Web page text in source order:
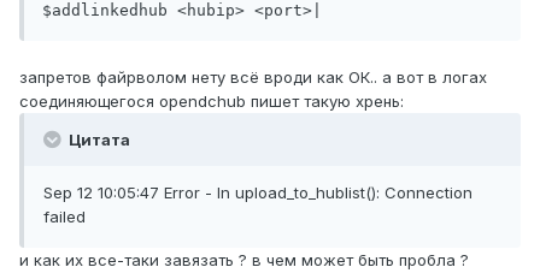
$addlinkedhub <hubip> <port>|
запретов файрволом нету всё вроди как ОК.. а вот в логах
соединяющегося opendchub пишет такую хрень:
Цитата
Sep 12 10:05:47 Error - In upload_to_hublist(): Connection
failed
и как их все-таки завязать ? в чем может быть пробла ?